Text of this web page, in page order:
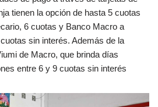
tienen la opción de hasta 5 cuotas
6 cuotas y Banco Macro a
sin interés. Además de la
de Macro, que brinda días
entre 6 y 9 cuotas sin interés